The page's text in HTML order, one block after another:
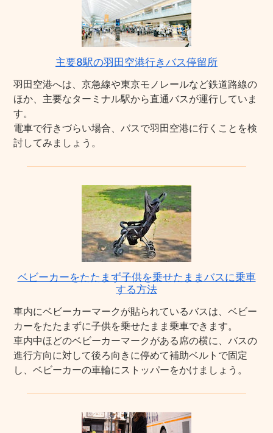
主要8駅の羽田空港行きバス停留所
羽田空港へは、京急線や東京モノレールなど鉄道路線の
ほか、主要なターミナル駅から直通バスが運行していま
す。
電車で行きづらい場合、バスで羽田空港に行くことを検
討してみましょう。
ベビーカーをたたまず子供を乗せたままバスに乗車
する方法
車内にベビーカーマークが貼られているバスは、ベビー
カーをたたまずに子供を乗せたまま乗車できます。
車内中ほどのベビーカーマークがある席の横に、バスの
進行方向に対して後ろ向きに停めて補助ベルトで固定
し、ベビーカーの車輪にストッパーをかけましょう。